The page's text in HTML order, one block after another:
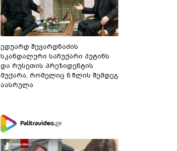
ედუარდ შევარდნაძის
სკანდალური საჩუქარი პუტინს
და რუსეთის პრეზიდენტის
მუქარა, რომელიც 6 წლის შემდეგ
აასრულა